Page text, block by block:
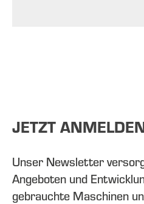
JETZT
Unser Newsletter
Angeboten und
gebrauchte Maschinen